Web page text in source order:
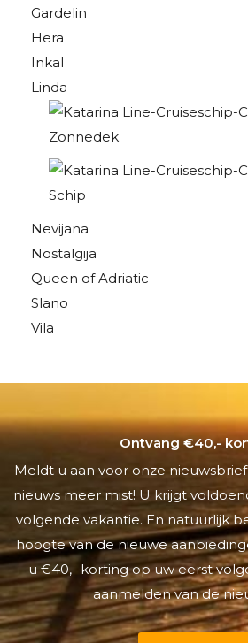
Gardelin
Hera
Inkal
Linda
Nevijana
Nostalgija
Queen of Adriatic
Slano
Vila
Ontvang €40,-
Meldt u aan voor onze
nieuws meer mist! U krijgt
volgende vakantie. En natuurlijk
hoogte van de nieuwe
u €40,- korting op uw eerst
aanmelden van de